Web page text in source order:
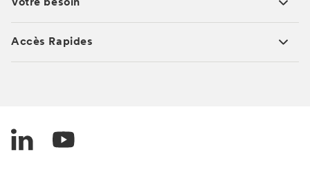
Votre besoin
Accès Rapides